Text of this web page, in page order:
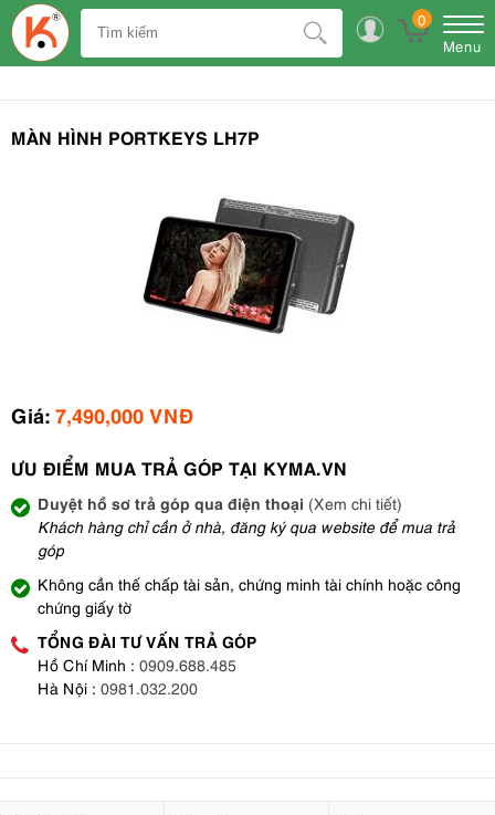
0
Menu
MÀN HÌNH PORTKEYS LH7P
Giá: 7,490,000 VNĐ
ƯU ĐIỂM MUA TRẢ GÓP TẠI KYMA.VN
Duyệt hồ sơ trả góp qua điện thoại (Xem chi tiết)
Khách hàng chỉ cần ở nhà, đăng ký qua website để mua trả
góp
Không cần thế chấp tài sản, chứng minh tài chính hoặc công
chứng giấy tờ
TỔNG ĐÀI TƯ VẤN TRẢ GÓP
Hồ Chí Minh : 0909.688.485
Hà Nội : 0981.032.200